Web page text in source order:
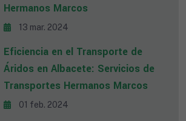
Hermanos Marcos
13 mar. 2024
Eficiencia en el Transporte de
Áridos en Albacete: Servicios de
Transportes Hermanos Marcos
01 feb. 2024